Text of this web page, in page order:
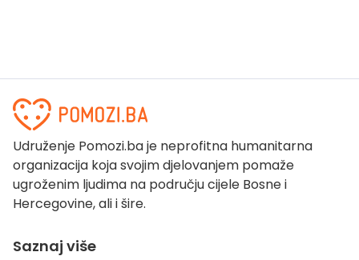
Udruženje Pomozi.ba je neprofitna humanitarna
organizacija koja svojim djelovanjem pomaže
ugroženim ljudima na području cijele Bosne i
Hercegovine, ali i šire.
Saznaj više